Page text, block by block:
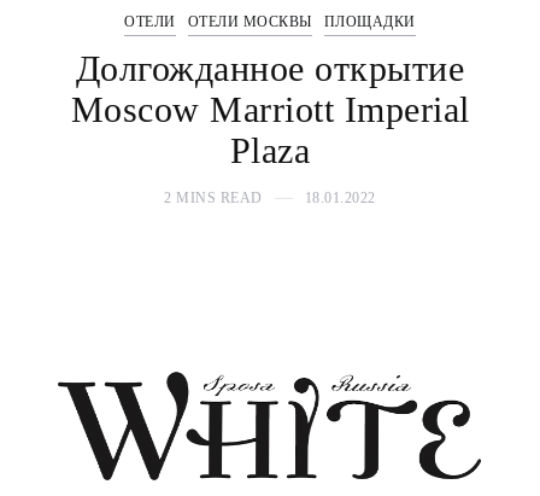
ОТЕЛИ ОТЕЛИ МОСКВЫ ПЛОЩАДКИ
Долгожданное открытие
Moscow Marriott Imperial
Plaza
2 MINS READ 18.01.2022